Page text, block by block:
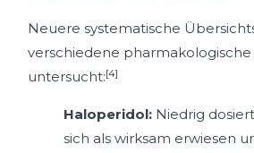
Neuere systematische
verschiedene pharmakologische
untersucht:[4]
Haloperidol: Niedrig
sich als wirksam erwiesen